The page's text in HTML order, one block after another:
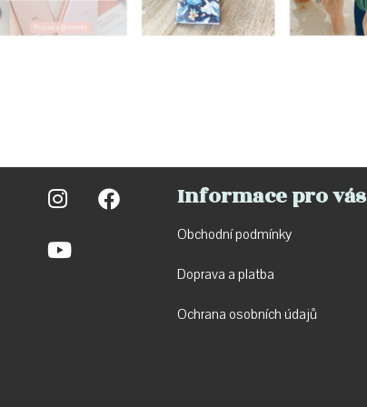
Informace pro vás
Obchodní podmínky
Doprava a platba
Ochrana osobních údajů